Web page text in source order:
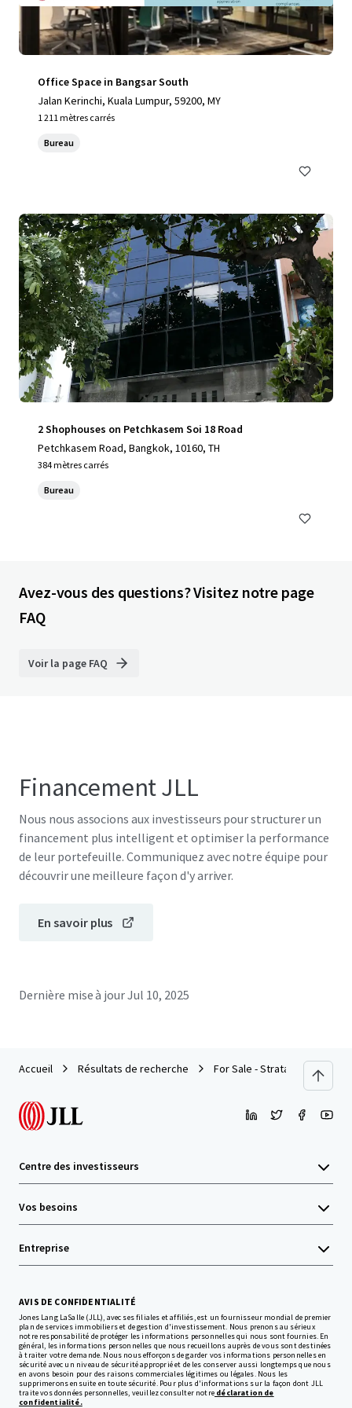
Office Space in Bangsar South
Jalan Kerinchi, Kuala Lumpur, 59200, MY
1 211 mètres carrés
Bureau
2 Shophouses on Petchkasem Soi 18 Road
Petchkasem Road, Bangkok, 10160, TH
384 mètres carrés
Bureau
Avez-vous des questions? Visitez notre page
FAQ
Voir la page FAQ
Financement JLL
Nous nous associons aux investisseurs pour structurer un
financement plus intelligent et optimiser la performance
de leur portefeuille. Communiquez avec notre équipe pour
découvrir une meilleure façon d'y arriver.
En savoir plus
Dernière mise à jourJul 10, 2025
Accueil Résultats de recherche For Sale - Strata Offices in
Centre des investisseurs
Vos besoins
Entreprise
AVIS DE CONFIDENTIALITÉ
Jones Lang LaSalle (JLL), avec ses filiales et affiliés, est un fournisseur mondial de premier
plan de services immobiliers et de gestion d'investissement. Nous prenons au sérieux
notre responsabilité de protéger les informations personnelles qui nous sont fournies. En
général, les informations personnelles que nous recueillons auprès de vous sont destinées
à traiter votre demande. Nous nous efforçons de garder vos informations personnelles en
sécurité avec un niveau de sécurité approprié et de les conserver aussi longtemps que nous
en avons besoin pour des raisons commerciales légitimes ou légales. Nous les
supprimerons ensuite en toute sécurité. Pour plus d'informations sur la façon dont JLL
traite vos données personnelles, veuillez consulter notredéclaration de
confidentialité.